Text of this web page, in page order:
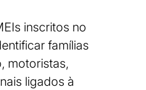
inscritos no
famílias
motoristas,
ligados à